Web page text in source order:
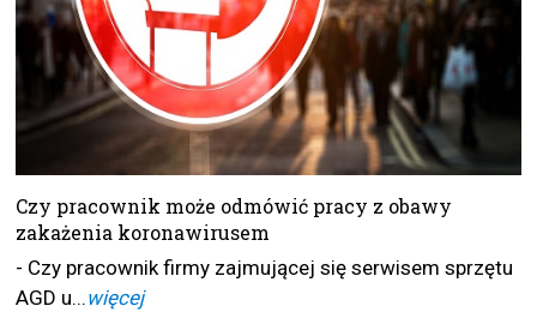
Czy pracownik może odmówić pracy z obawy
zakażenia koronawirusem
- Czy pracownik firmy zajmującej się serwisem sprzętu
AGD u...więcej